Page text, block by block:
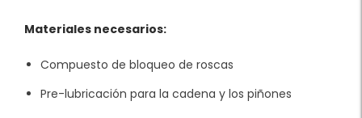
Materiales necesarios:
Compuesto de bloqueo de roscas
Pre-lubricación para la cadena y los piñones